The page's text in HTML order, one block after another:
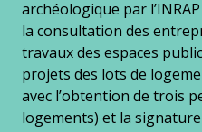
archéologique par
la consultation des
travaux des espaces
projets des lots de
avec l’obtention de trois
logements) et la